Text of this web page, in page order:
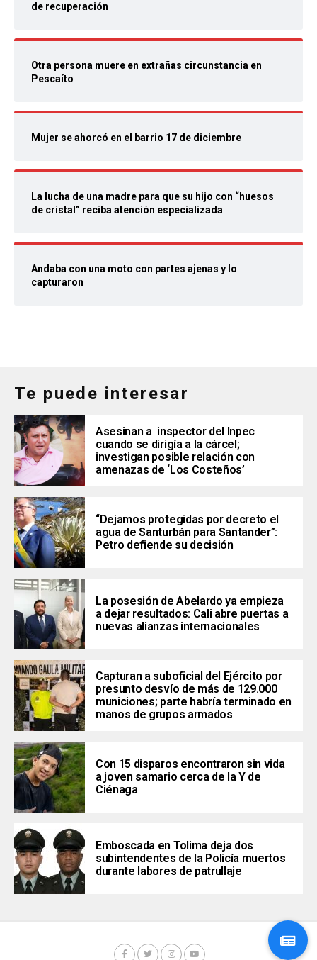
de recuperación
Otra persona muere en extrañas circunstancia en
Pescaíto
Mujer se ahorcó en el barrio 17 de diciembre
La lucha de una madre para que su hijo con “huesos
de cristal” reciba atención especializada
Andaba con una moto con partes ajenas y lo
capturaron
Te puede interesar
Asesinan a inspector del Inpec
cuando se dirigía a la cárcel;
investigan posible relación con
amenazas de ‘Los Costeños’
“Dejamos protegidas por decreto el
agua de Santurbán para Santander”:
Petro defiende su decisión
La posesión de Abelardo ya empieza
a dejar resultados: Cali abre puertas a
nuevas alianzas internacionales
Capturan a suboficial del Ejército por
presunto desvío de más de 129.000
municiones; parte habría terminado en
manos de grupos armados
Con 15 disparos encontraron sin vida
a joven samario cerca de la Y de
Ciénaga
Emboscada en Tolima deja dos
subintendentes de la Policía muertos
durante labores de patrullaje